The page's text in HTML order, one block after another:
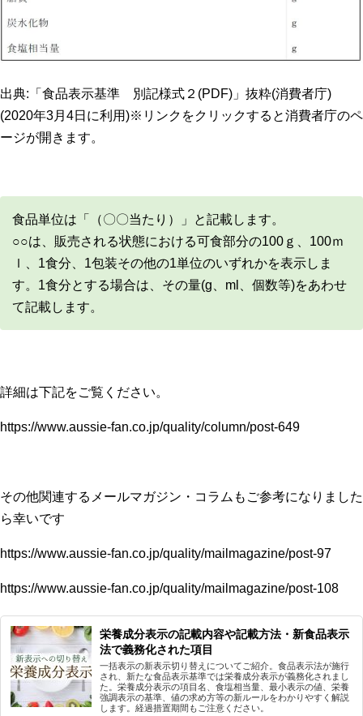
出典:「 食品表示基準 別記様式２(PDF) 」抜粋(消費者庁)
(2020年3月4日に利用)※リンクをクリックすると消費者庁のペ
ージが開きます。
食品単位は「（〇〇当たり）」と記載します。
○○は、販売される状態における可食部分の100ｇ、100ｍ
ｌ、1食分、1包装その他の1単位のいずれかを表示しま
す。1食分とする場合は、その量(g、ml、個数等)をあわせ
て記載します。
詳細は下記をご覧ください。
https://www.aussie-fan.co.jp/quality/column/post-649
その他関連するメールマガジン・コラムもご参考になりました
ら幸いです
https://www.aussie-fan.co.jp/quality/mailmagazine/post-97
https://www.aussie-fan.co.jp/quality/mailmagazine/post-108
栄養成分表示の記載内容や記載方法・新食品表示
法で義務化された項目
一括表示の新表示切り替えについてご紹介。食品表示法が施行
され、新たな食品表示基準では栄養成分表示が義務化されまし
た。栄養成分表示の項目名、食塩相当量、最小表示の値、栄養
強調表示の基準、値の求め方等の新ルールをわかりやすく解説
します。経過措置期間もご注意ください。